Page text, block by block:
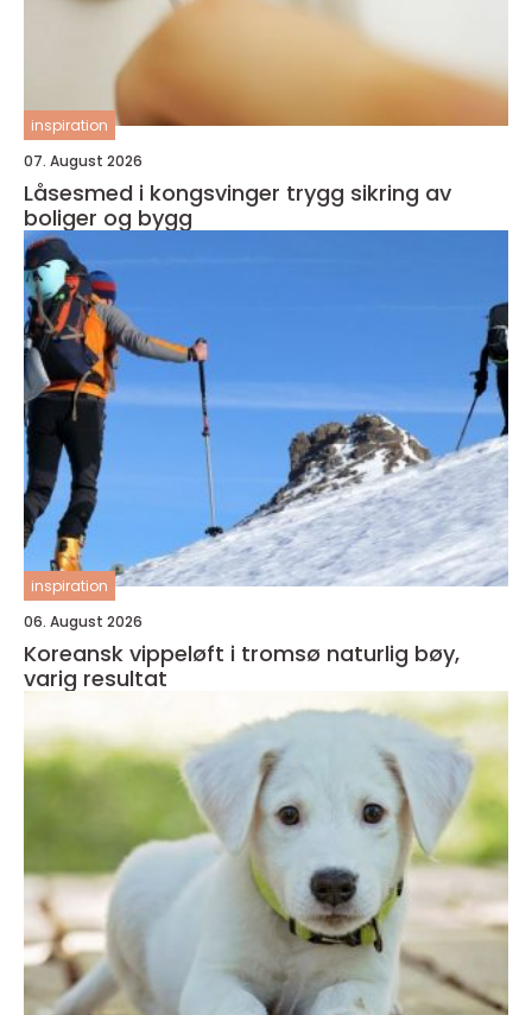
inspiration
07. August 2026
Låsesmed i kongsvinger trygg sikring av
boliger og bygg
inspiration
06. August 2026
Koreansk vippeløft i tromsø naturlig bøy,
varig resultat